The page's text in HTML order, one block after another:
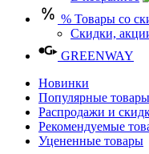
% Товары со
Скидки,
GREENWAY
Новинки
Популярные товары
Распродажи и
Рекомендуемые
Уцененные товары